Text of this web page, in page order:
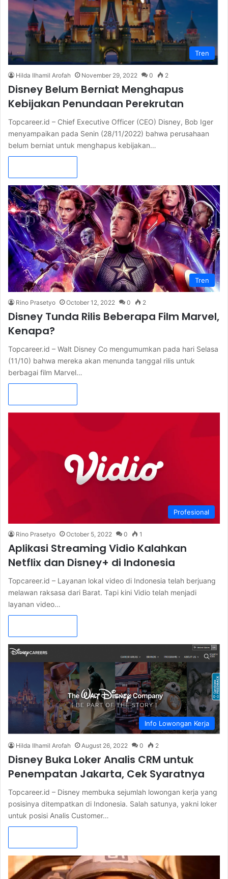
Tren
Hilda Ilhamil Arofah November 29, 2022 0 2
Disney Belum Berniat Menghapus
Kebijakan Penundaan Perekrutan
Topcareer.id – Chief Executive Officer (CEO) Disney, Bob Iger
menyampaikan pada Senin (28/11/2022) bahwa perusahaan
belum berniat untuk menghapus kebijakan…
Tren
Rino Prasetyo October 12, 2022 0 2
Disney Tunda Rilis Beberapa Film Marvel,
Kenapa?
Topcareer.id – Walt Disney Co mengumumkan pada hari Selasa
(11/10) bahwa mereka akan menunda tanggal rilis untuk
berbagai film Marvel…
Profesional
Rino Prasetyo October 5, 2022 0 1
Aplikasi Streaming Vidio Kalahkan
Netflix dan Disney+ di Indonesia
Topcareer.id – Layanan lokal video di Indonesia telah berjuang
melawan raksasa dari Barat. Tapi kini Vidio telah menjadi
layanan video…
Info Lowongan Kerja
Hilda Ilhamil Arofah August 26, 2022 0 2
Disney Buka Loker Analis CRM untuk
Penempatan Jakarta, Cek Syaratnya
Topcareer.id – Disney membuka sejumlah lowongan kerja yang
posisinya ditempatkan di Indonesia. Salah satunya, yakni loker
untuk posisi Analis Customer…